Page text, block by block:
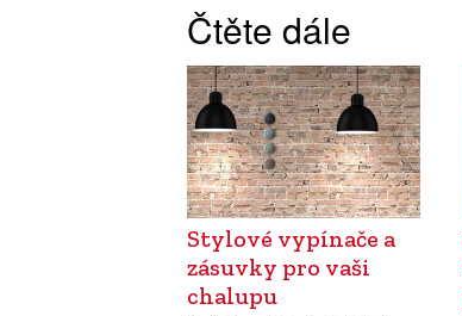
Čtěte dále
Stylové vypínače a
zásuvky pro vaši
chalupu